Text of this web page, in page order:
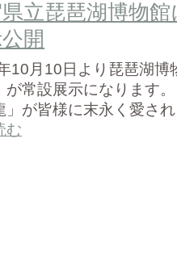
立琵琶湖博物
開
10月10日より琵琶湖博
が常設展示になります
」が皆様に末永く愛さ
む